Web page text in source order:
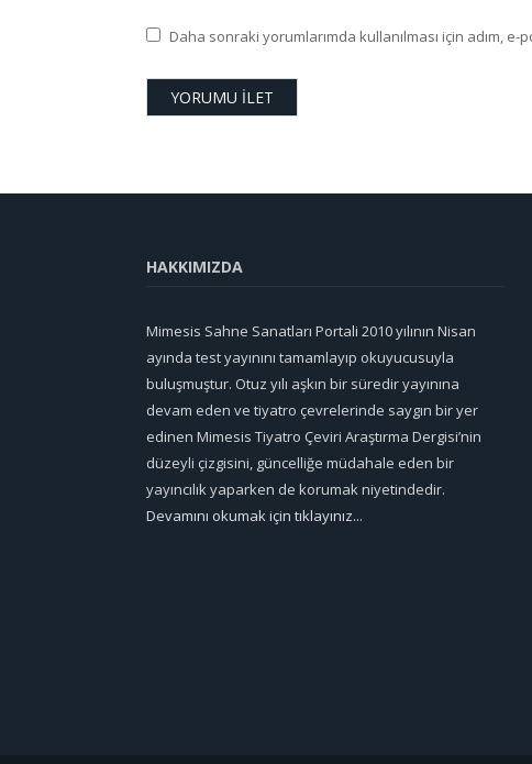
Daha sonraki yorumlarımda kullanılması için adım,
HAKKIMIZDA
Mimesis Sahne Sanatları Portali 2010 yılının Nisan
ayında test yayınını tamamlayıp okuyucusuyla
buluşmuştur. Otuz yılı aşkın bir süredir yayınına
devam eden ve tiyatro çevrelerinde saygın bir yer
edinen Mimesis Tiyatro Çeviri Araştırma Dergisi’nin
düzeyli çizgisini, güncelliğe müdahale eden bir
yayıncılık yaparken de korumak niyetindedir.
Devamını okumak için tıklayınız...